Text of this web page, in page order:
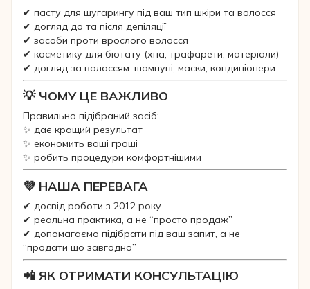
✔ пасту для шугарингу під ваш тип шкіри та волосся
✔ догляд до та після депіляції
✔ засоби проти врослого волосся
✔ косметику для біотату (хна, трафарети, матеріали)
✔ догляд за волоссям: шампуні, маски, кондиціонери
💡 ЧОМУ ЦЕ ВАЖЛИВО
Правильно підібраний засіб:
✨ дає кращий результат
✨ економить ваші гроші
✨ робить процедури комфортнішими
💜 НАША ПЕРЕВАГА
✔ досвід роботи з 2012 року
✔ реальна практика, а не “просто продаж”
✔ допомагаємо підібрати під ваш запит, а не
“продати що завгодно”
📲 ЯК ОТРИМАТИ КОНСУЛЬТАЦІЮ